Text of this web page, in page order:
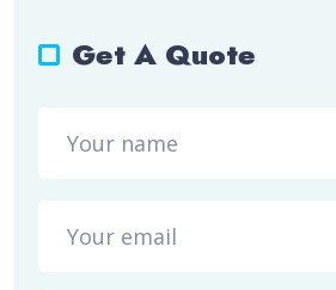
Get A Quote